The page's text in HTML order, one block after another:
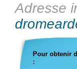
Adresse
Pour obtenir
: